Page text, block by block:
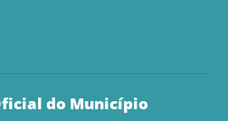
do Município